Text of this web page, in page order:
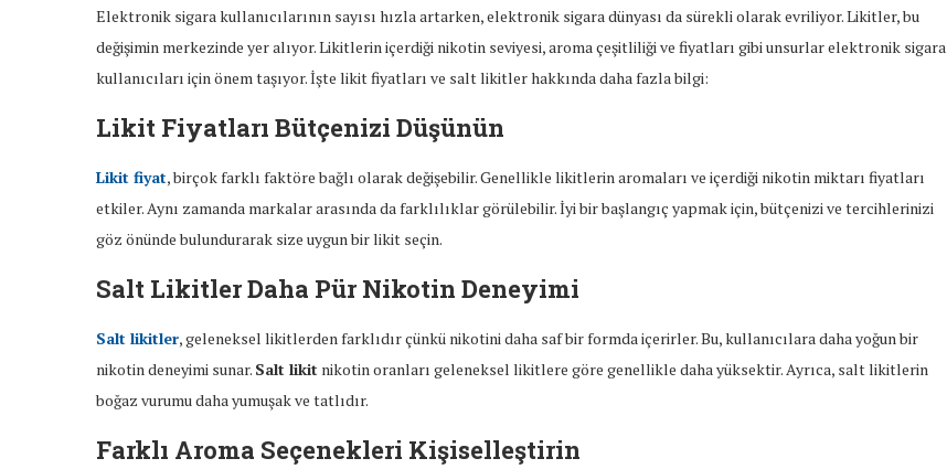
Elektronik sigara kullanıcılarının sayısı hızla artarken, elektronik sigara dünyası da sürekli olarak evriliyor. Likitler, bu
değişimin merkezinde yer alıyor. Likitlerin içerdiği nikotin seviyesi, aroma çeşitliliği ve fiyatları gibi unsurlar elektronik sigara
kullanıcıları için önem taşıyor. İşte likit fiyatları ve salt likitler hakkında daha fazla bilgi:
Likit Fiyatları Bütçenizi Düşünün
Likit fiyat, birçok farklı faktöre bağlı olarak değişebilir. Genellikle likitlerin aromaları ve içerdiği nikotin miktarı fiyatları
etkiler. Aynı zamanda markalar arasında da farklılıklar görülebilir. İyi bir başlangıç yapmak için, bütçenizi ve tercihlerinizi
göz önünde bulundurarak size uygun bir likit seçin.
Salt Likitler Daha Pür Nikotin Deneyimi
Salt likitler, geleneksel likitlerden farklıdır çünkü nikotini daha saf bir formda içerirler. Bu, kullanıcılara daha yoğun bir
nikotin deneyimi sunar. Salt likit nikotin oranları geleneksel likitlere göre genellikle daha yüksektir. Ayrıca, salt likitlerin
boğaz vurumu daha yumuşak ve tatlıdır.
Farklı Aroma Seçenekleri Kişiselleştirin